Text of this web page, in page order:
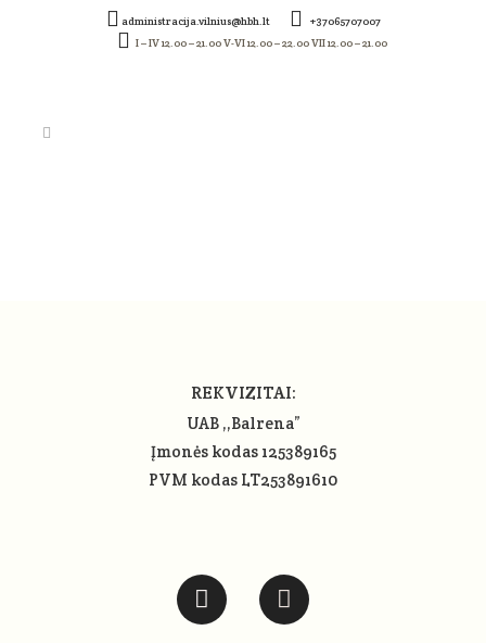
administracija.vilnius@hbh.lt
+37065707007
I – IV 12.00 – 21.00 V-VI 12.00 – 22.00 VII 12.00 – 21.00
REKVIZITAI:
UAB ,,Balrena”
Įmonės kodas 125389165
PVM kodas LT253891610